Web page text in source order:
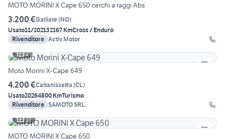
MOTO MORINI X Cape 650 cerchi a raggi Abs
3.200 €Galliate(NO)
Usato11/202132167 KmCross / Enduro
Rivenditore Activ Motor
2
Moto Morini X-Cape 649
4.200 €Caltanissetta (CL)
Usato20264800 KmTurismo
Rivenditore SAMOTO SRL
13
MOTO MORINI X Cape 650